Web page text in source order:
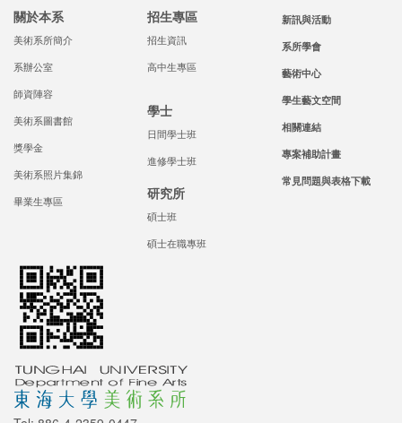
關於本系
美術系所簡介
系辦公室
師資陣容
美術系圖書館
獎學金
美術系照片集錦
畢業生專區
招生專區
招生資訊
高中生專區
學士
日間學士班
進修學士班
研究所
碩士班
碩士在職專班
新訊與活動
系所學會
藝術中心
學生藝文空間
相關連結
專案補助計畫
常見問題與表格下載